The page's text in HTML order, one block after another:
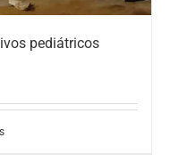
pediátricos